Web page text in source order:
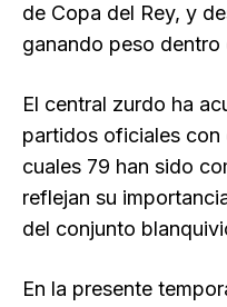
de Copa del Rey, y
ganando peso dentro
El central zurdo ha
partidos oficiales con
cuales 79 han sido
reflejan su
del conjunto
En la presente